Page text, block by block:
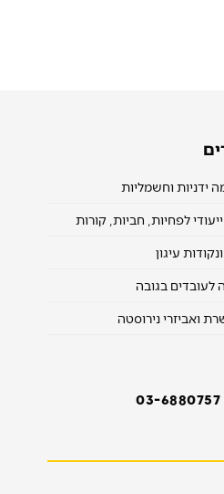
ידניות וחשמליות
לפחיות, חביות, קורות
עיגון
לעובדים בגובה
ואביזרי נירוסטה